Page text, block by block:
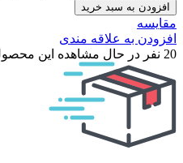
افزودن به سبد خرید
مقایسه
افزودن به علاقه مندی
20 نفر در حال مشاهده این